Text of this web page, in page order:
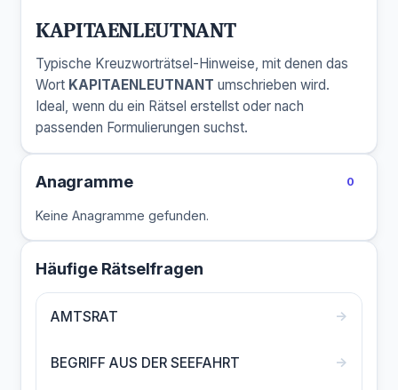
KAPITAENLEUTNANT
Typische Kreuzworträtsel-Hinweise, mit denen das
Wort KAPITAENLEUTNANT umschrieben wird.
Ideal, wenn du ein Rätsel erstellst oder nach
passenden Formulierungen suchst.
Anagramme 0
Keine Anagramme gefunden.
Häufige Rätselfragen
AMTSRAT →
BEGRIFF AUS DER SEEFAHRT →